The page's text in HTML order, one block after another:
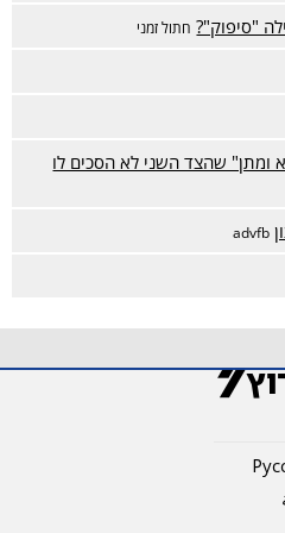
"סיפוק"? חתול זמני
ומתן" שהצד השני לא הסכים לו
advfb